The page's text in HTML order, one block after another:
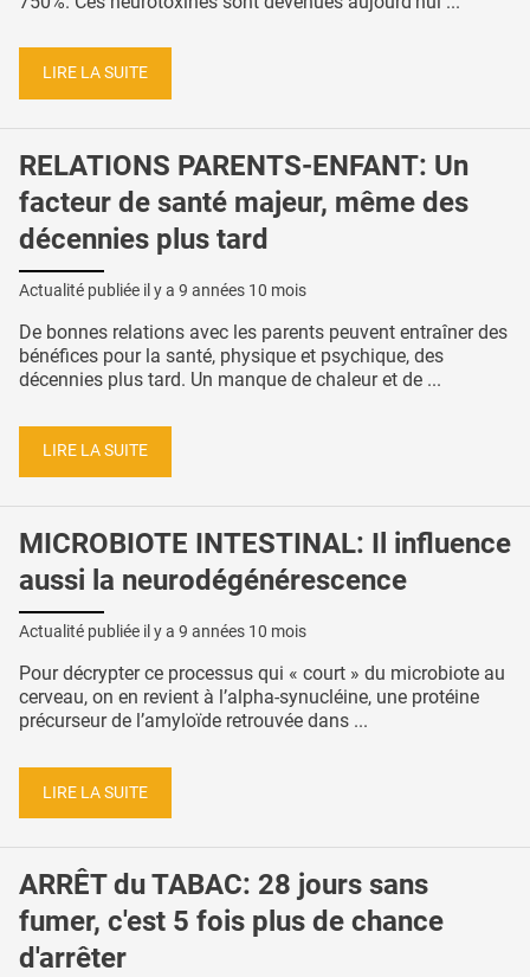
LIRE LA SUITE
RELATIONS PARENTS-ENFANT: Un
facteur de santé majeur, même des
décennies plus tard
Actualité publiée il y a 9 années 10 mois
De bonnes relations avec les parents peuvent entraîner des
bénéfices pour la santé, physique et psychique, des
décennies plus tard. Un manque de chaleur et de ...
LIRE LA SUITE
MICROBIOTE INTESTINAL: Il influence
aussi la neurodégénérescence
Actualité publiée il y a 9 années 10 mois
Pour décrypter ce processus qui « court » du microbiote au
cerveau, on en revient à l’alpha-synucléine, une protéine
précurseur de l’amyloïde retrouvée dans ...
LIRE LA SUITE
ARRÊT du TABAC: 28 jours sans
fumer, c'est 5 fois plus de chance
d'arrêter